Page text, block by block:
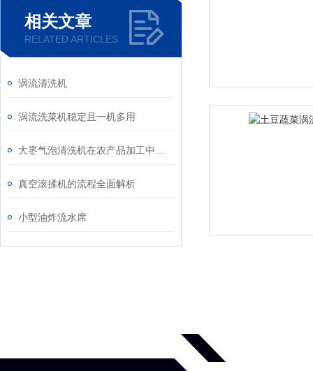
相关文章
RELATED ARTICLES
涡流清洗机
涡流洗菜机稳定且一机多用
真空滚揉机的流程全面解析
小型油炸流水席